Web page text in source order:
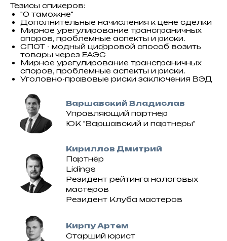
Тезисы спикеров:
"О таможне"
Дополнительные начисления к цене сделки
Мирное урегулирование трансграничных
споров, проблемные аспекты и риски.
СПОТ - модный цифровой способ возить
товары через ЕАЭС
Мирное урегулирование трансграничных
споров, проблемные аспекты и риски.
Уголовно-правовые риски заключения ВЭД
Варшавский Владислав
Управляющий партнер
ЮК "Варшавский и партнеры"
Кириллов Дмитрий
Партнёр
Lidings
Резидент рейтинга налоговых
мастеров
Резидент Клуба мастеров
Кирпу Артем
Старший юрист